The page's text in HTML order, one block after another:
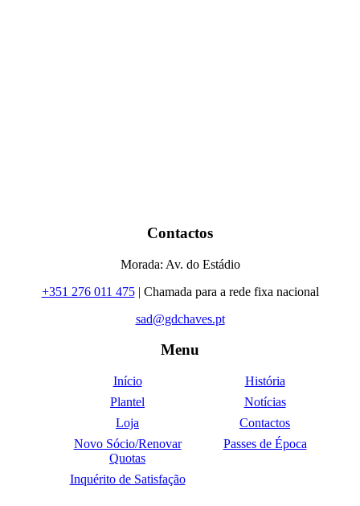
Contactos
Morada: Av. do Estádio
+351 276 011 475| Chamada para a rede fixa nacional
sad@gdchaves.pt
Menu
Início
História
Plantel
Notícias
Loja
Contactos
Novo Sócio/Renovar
Quotas
Passes de Época
Inquérito de Satisfação